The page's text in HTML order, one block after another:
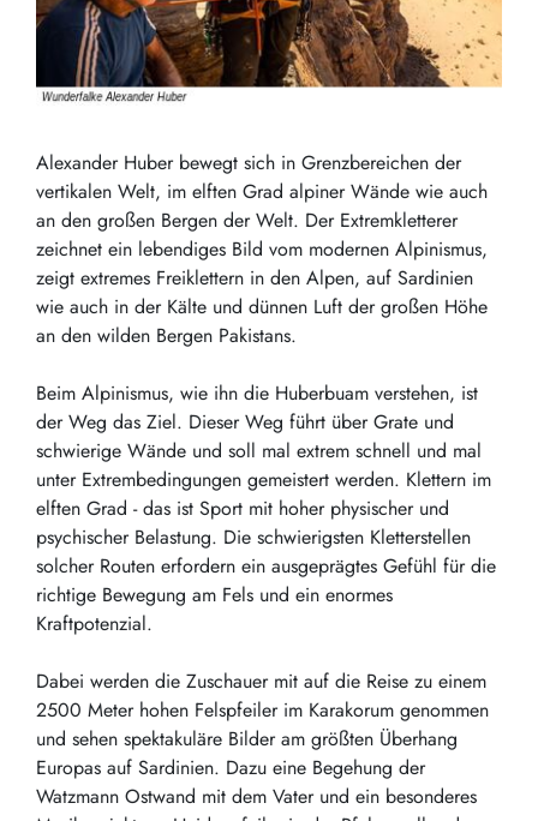
Alexander Huber bewegt sich in Grenzbereichen der
vertikalen Welt, im elften Grad alpiner Wände wie auch
an den großen Bergen der Welt. Der Extremkletterer
zeichnet ein lebendiges Bild vom modernen Alpinismus,
zeigt extremes Freiklettern in den Alpen, auf Sardinien
wie auch in der Kälte und dünnen Luft der großen Höhe
an den wilden Bergen Pakistans.
Beim Alpinismus, wie ihn die Huberbuam verstehen, ist
der Weg das Ziel. Dieser Weg führt über Grate und
schwierige Wände und soll mal extrem schnell und mal
unter Extrembedingungen gemeistert werden. Klettern im
elften Grad - das ist Sport mit hoher physischer und
psychischer Belastung. Die schwierigsten Kletterstellen
solcher Routen erfordern ein ausgeprägtes Gefühl für die
richtige Bewegung am Fels und ein enormes
Kraftpotenzial.
Dabei werden die Zuschauer mit auf die Reise zu einem
2500 Meter hohen Felspfeiler im Karakorum genommen
und sehen spektakuläre Bilder am größten Überhang
Europas auf Sardinien. Dazu eine Begehung der
Watzmann Ostwand mit dem Vater und ein besonderes